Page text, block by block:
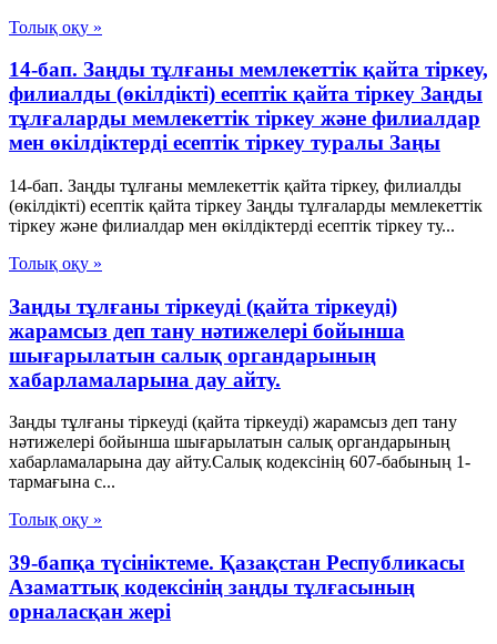
Толық оқу »
14-бап. Заңды тұлғаны мемлекеттік қайта тіркеу,
филиалды (өкілдікті) есептік қайта тіркеу Заңды
тұлғаларды мемлекеттік тіркеу және филиалдар
мен өкілдіктерді есептік тіркеу туралы Заңы
14-бап. Заңды тұлғаны мемлекеттік қайта тіркеу, филиалды
(өкілдікті) есептік қайта тіркеу Заңды тұлғаларды мемлекеттік
тіркеу және филиалдар мен өкілдіктерді есептік тіркеу ту...
Толық оқу »
Заңды тұлғаны тіркеуді (қайта тіркеуді)
жарамсыз деп тану нәтижелері бойынша
шығарылатын салық органдарының
хабарламаларына дау айту.
Заңды тұлғаны тіркеуді (қайта тіркеуді) жарамсыз деп тану
нәтижелері бойынша шығарылатын салық органдарының
хабарламаларына дау айту.Салық кодексінің 607-бабының 1-
тармағына с...
Толық оқу »
39-бапқа түсініктеме. Қазақстан Республикасы
Азаматтық кодексінің заңды тұлғасының
орналасқан жері